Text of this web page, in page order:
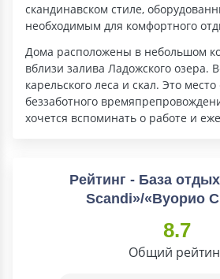
скандинавском стиле,
необходимым для комфортного
Дома расположены в небольшом
вблизи залива Ладожского озера.
карельского леса и скал. Это
беззаботного
хочется вспоминать о работе и
Рейтинг - База
Scandi»/«Вуорио
8.7
Общий